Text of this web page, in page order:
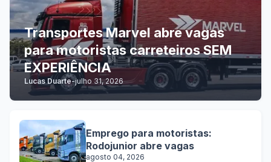
Transportes Marvel abre vagas
para motoristas carreteiros SEM
EXPERIÊNCIA
Lucas Duarte-julho 31, 2026
Emprego para motoristas:
Rodojunior abre vagas
agosto 04, 2026